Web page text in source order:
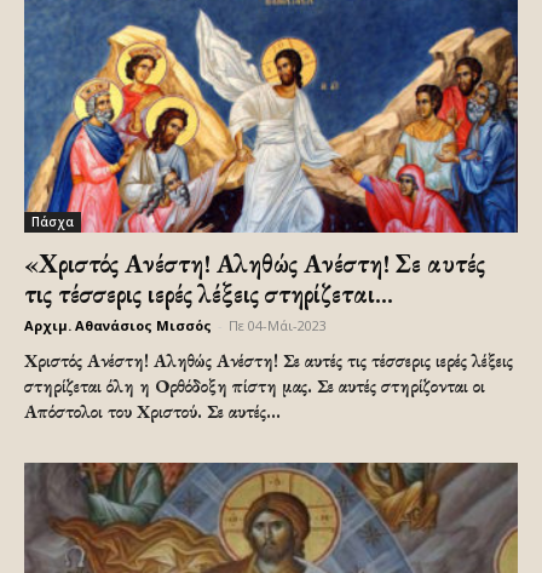
Πάσχα
«Χριστός Ανέστη! Αληθώς Ανέστη! Σε αυτές
τις τέσσερις ιερές λέξεις στηρίζεται...
Αρχιμ. Αθανάσιος Μισσός Πε 04-Μάι-2023
Χριστός Ανέστη! Αληθώς Ανέστη! Σε αυτές τις τέσσερις ιερές λέξεις
στηρίζεται όλη η Ορθόδοξη πίστη μας. Σε αυτές στηρίζονται οι
Απόστολοι του Χριστού. Σε αυτές...